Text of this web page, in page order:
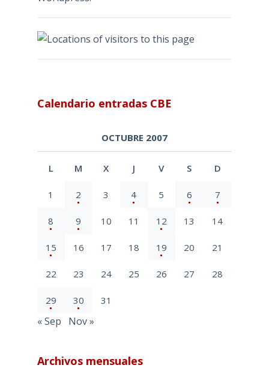
Calendario entradas CBE
OCTUBRE 2007
L M X J V S D
1 2 3 4 5 6 7
8 9 10 11 12 13 14
15 16 17 18 19 20 21
22 23 24 25 26 27 28
29 30 31
« Sep Nov »
Archivos mensuales